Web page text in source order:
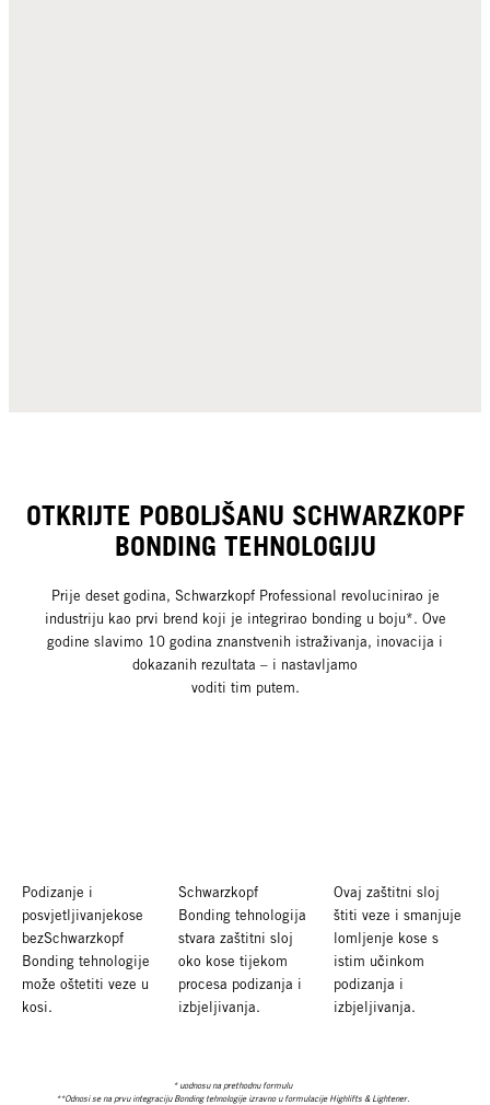
OTKRIJTE POBOLJŠANU SCHWARZKOPF
BONDING TEHNOLOGIJU
Prije deset godina, Schwarzkopf Professional revolucinirao je
industriju kao prvi brend koji je integrirao bonding u boju*. Ove
godine slavimo 10 godina znanstvenih istraživanja, inovacija i
dokazanih rezultata – i nastavljamo
voditi tim putem.
Podizanje i
posvjetljivanjekose
bezSchwarzkopf
Bonding tehnologije
može oštetiti veze u
kosi.
Schwarzkopf
Bonding tehnologija
stvara zaštitni sloj
oko kose tijekom
procesa podizanja i
izbjeljivanja.
Ovaj zaštitni sloj
štiti veze i smanjuje
lomljenje kose s
istim učinkom
podizanja i
izbjeljivanja.
* uodnosu na prethodnu formulu
**Odnosi se na prvu integraciju Bonding tehnologije izravno u formulacije Highlifts & Lightener.